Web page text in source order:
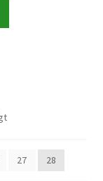
auf
27 28